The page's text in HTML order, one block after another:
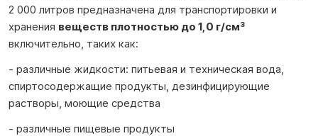
2 000 литров предназначена для транспортировки и
хранения веществ плотностью до 1,0 г/см³
включительно, таких как:
- различные жидкости: питьевая и техническая вода,
спиртосодержащие продукты, дезинфицирующие
растворы, моющие средства
- различные пищевые продукты